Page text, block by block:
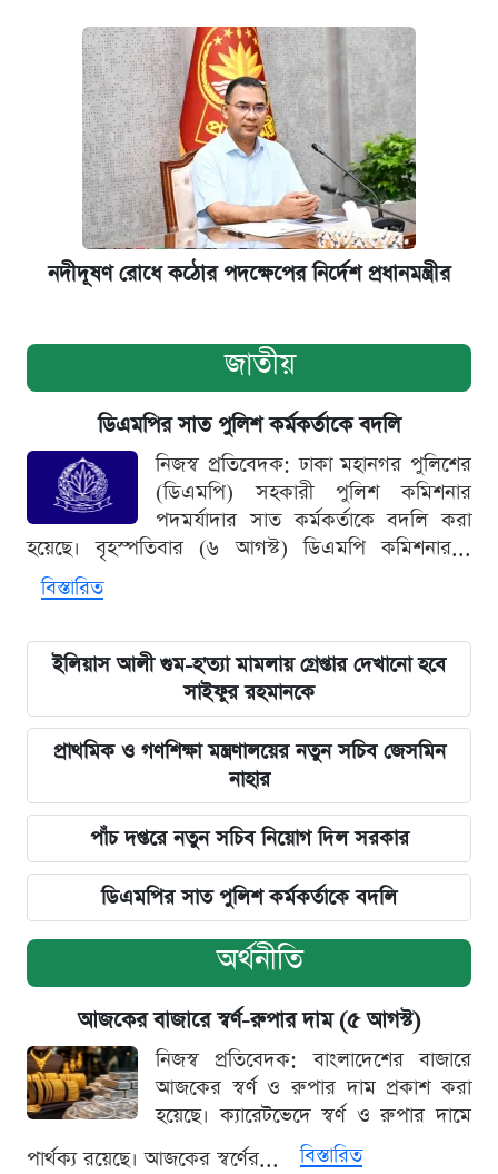
নদীদূষণ রোধে কঠোর পদক্ষেপের নির্দেশ প্রধানমন্ত্রীর
জাতীয়
ডিএমপির সাত পুলিশ কর্মকর্তাকে বদলি
নিজস্ব প্রতিবেদক: ঢাকা মহানগর পুলিশের
(ডিএমপি) সহকারী পুলিশ কমিশনার
পদমর্যাদার সাত কর্মকর্তাকে বদলি করা
হয়েছে। বৃহস্পতিবার (৬ আগস্ট) ডিএমপি কমিশনার...
বিস্তারিত
ইলিয়াস আলী গুম-হ'ত্যা মামলায় গ্রেপ্তার দেখানো হবে
সাইফুর রহমানকে
প্রাথমিক ও গণশিক্ষা মন্ত্রণালয়ের নতুন সচিব জেসমিন
নাহার
পাঁচ দপ্তরে নতুন সচিব নিয়োগ দিল সরকার
ডিএমপির সাত পুলিশ কর্মকর্তাকে বদলি
অর্থনীতি
আজকের বাজারে স্বর্ণ-রুপার দাম (৫ আগস্ট)
নিজস্ব প্রতিবেদক: বাংলাদেশের বাজারে
আজকের স্বর্ণ ও রুপার দাম প্রকাশ করা
হয়েছে। ক্যারেটভেদে স্বর্ণ ও রুপার দামে
পার্থক্য রয়েছে। আজকের স্বর্ণের...
বিস্তারিত